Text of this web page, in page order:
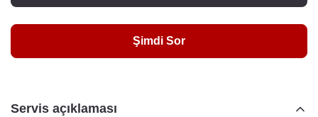
Şimdi Sor
Servis açıklaması